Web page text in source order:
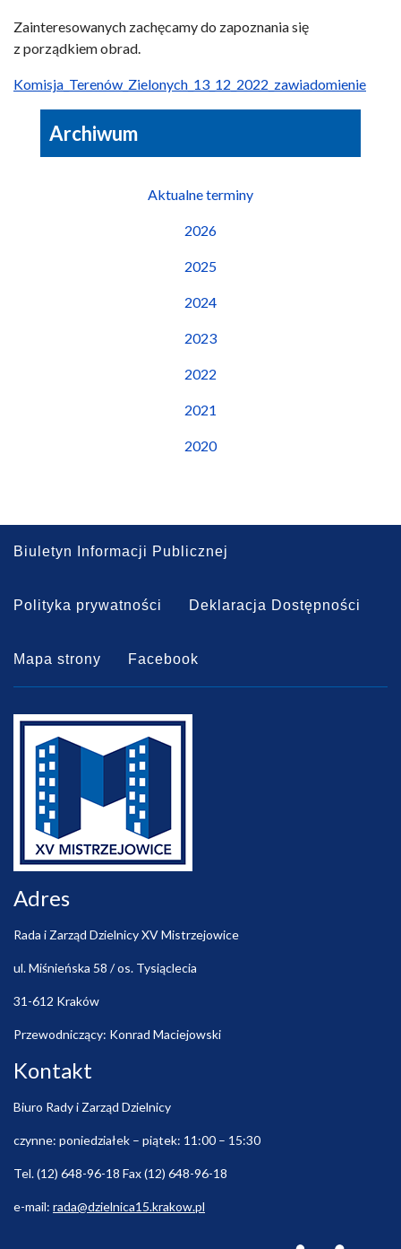
Zainteresowanych zachęcamy do zapoznania się
z porządkiem obrad.
Komisja_Terenów_Zielonych_13_12_2022_zawiadomienie
Archiwum
Aktualne terminy
2026
2025
2024
2023
2022
2021
2020
Biuletyn Informacji Publicznej
Polityka prywatności Deklaracja Dostępności
Mapa strony Facebook
Adres
Rada i Zarząd Dzielnicy XV Mistrzejowice
ul. Miśnieńska 58 / os. Tysiąclecia
31-612 Kraków
Przewodniczący: Konrad Maciejowski
Kontakt
Biuro Rady i Zarząd Dzielnicy
czynne: poniedziałek – piątek: 11:00 – 15:30
Tel. (12) 648-96-18 Fax (12) 648-96-18
e-mail: rada@dzielnica15.krakow.pl